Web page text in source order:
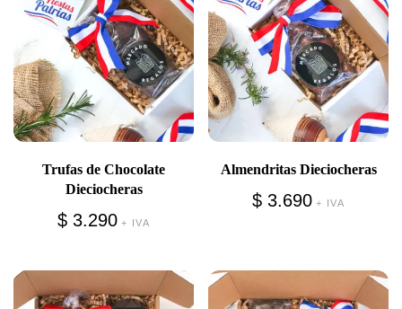
Trufas de Chocolate
Dieciocheras
$ 3.290 + IVA
Almendritas Dieciocheras
$ 3.690 + IVA